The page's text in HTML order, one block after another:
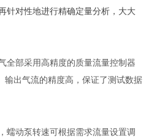
针对性地进行精确定量分析，大大
全部采用高精度的质量流量控制器
输出气流的精度高，保证了测试数据
蠕动泵转速可根据需求流量设置调